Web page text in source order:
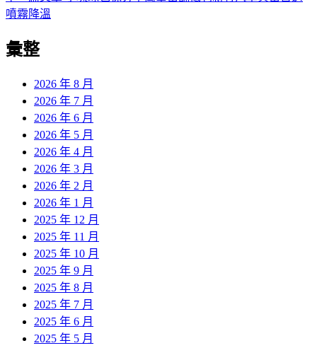
導
覽
噴霧降溫
彙整
2026 年 8 月
2026 年 7 月
2026 年 6 月
2026 年 5 月
2026 年 4 月
2026 年 3 月
2026 年 2 月
2026 年 1 月
2025 年 12 月
2025 年 11 月
2025 年 10 月
2025 年 9 月
2025 年 8 月
2025 年 7 月
2025 年 6 月
2025 年 5 月